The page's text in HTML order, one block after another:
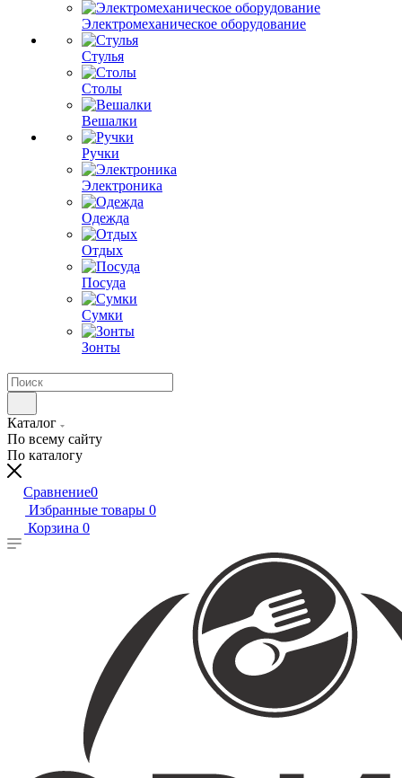
Электромеханическое оборудование
Стулья
Столы
Вешалки
Ручки
Электроника
Одежда
Отдых
Посуда
Сумки
Зонты
Каталог
По всему сайту
По каталогу
Сравнение0
Избранные товары 0
Корзина 0